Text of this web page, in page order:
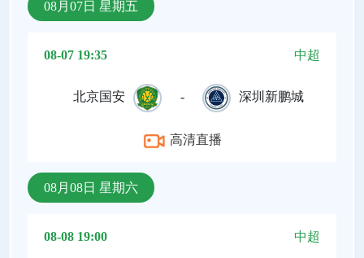
08月07日 星期五
08-07 19:35 中超
北京国安 - 深圳新鹏城
高清直播
08月08日 星期六
08-08 19:00 中超